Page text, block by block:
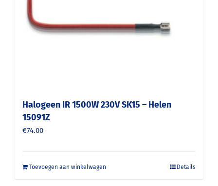
Halogeen IR 1500W 230V SK15 – Helen
15091Z
€74.00
Toevoegen aan winkelwagen Details